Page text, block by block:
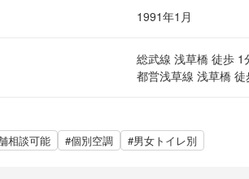
1991年1月
総武線 浅草橋 徒歩 1
都営浅草線 浅草橋
相談可能 #個別空調 #男女トイレ別